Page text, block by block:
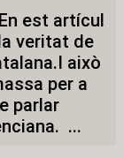
est artícul
veritat de
això
per a
parlar
...